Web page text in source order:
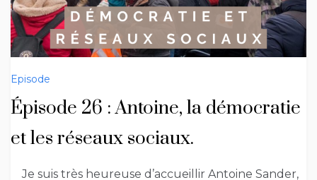
Episode
Épisode 26 : Antoine, la démocratie
et les réseaux sociaux.
Je suis très heureuse d’accueillir Antoine Sander,